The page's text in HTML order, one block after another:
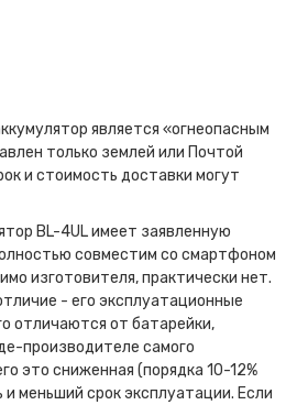
является «огнеопасным
только землей или Почтой
и стоимость доставки могут
BL-4UL имеет заявленную
совместим со смартфоном
изготовителя, практически нет.
- его эксплуатационные
отличаются от батарейки,
производителе самого
это сниженная (порядка 10-12%
меньший срок эксплуатации. Если